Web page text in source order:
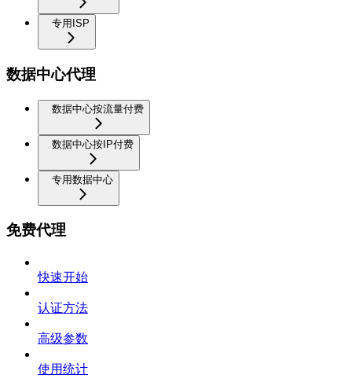
专用ISP
数据中心代理
数据中心按流量付费
数据中心按IP付费
专用数据中心
免费代理
快速开始
认证方法
高级参数
使用统计